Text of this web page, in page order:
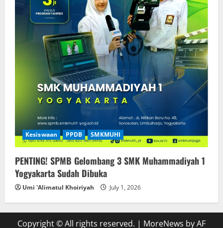
Kesiswaan PPDB SMKMUHI
PENTING! SPMB Gelombang 3 SMK Muhammadiyah 1
Yogyakarta Sudah Dibuka
Umi 'Alimatul Khoiriyah July 1, 2026
Copyright © All rights reserved. | MoreNews by AF